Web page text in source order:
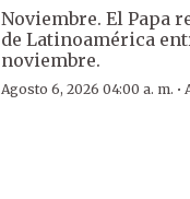
Noviembre. El Papa
de Latinoamérica
noviembre.
Agosto 6, 2026 04:00 a. m. ·